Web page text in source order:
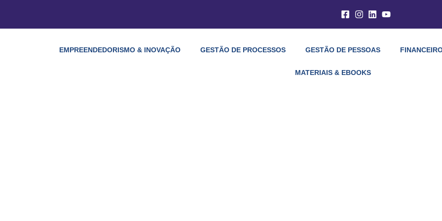
EMPREENDEDORISMO & INOVAÇÃO GESTÃO DE PROCESSOS GESTÃO DE PESSOAS
MATERIAIS & EBOOKS